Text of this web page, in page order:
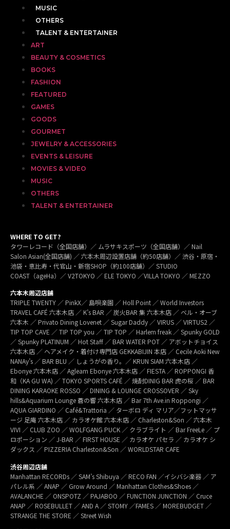
MUSIC
OTHERS
TALENT & ENTERTAINER
ART
BEAUTY & COSMETICS
BOOKS
FASHION
FEATURED
GAMES
GOODS
GOURMET
JEWELRY & ACCESSORIES
EVENTS & LEISURE
MOVIES & VIDEO
MUSIC
OTHERS
TALENT & ENTERTAINER
WHERE TO GET?
タワーレコード（全国店舗）／ ムラサキスポーツ（全国店舗）／ Nail
Salon Asian(全国店舗) ／ 六本木周辺設置店舗（約50店舗）／ 渋谷・原宿・
池袋・恵比寿・代官山・新宿SHOP（約100店舗）／ STUDIO
COAST（ageHa）／ V2TOKYO ／ ELE TOKYO ／VILLA TOKYO ／ MEZZO
六本木周辺店舗
TRIPLE TWENTY ／ PinkX／ 島唄楽園 ／ Holl Point ／ World Investors
TRAVEL CAFÉ 六本木店 ／ K’s BAR ／ 炭火BAR 集 六本木店 ／ ベル・オーブ
六本木 ／ Privato Dining Lovenet ／ Sugar Daddy ／ VIRUS ／ VIRTUS2 ／
TIP TOP CAVE ／ TIP TOP you ／ TIP TOP ／ Harlem freak ／ Spunky GOLD
／ Spunky PLATINUM ／ Hot Staff ／ BAR WATER POT ／ アボットチョイス
六本木店 ／ ヘアメイク・着付け専門店 GEKKABIJIN 本店 ／ Cecile Aoki New
NANAy’s ／ BAR BLU ／ しょうがの香り。／ KRUN SIAM 六本木店 ／
Ebonye 六本木店 ／ Agleam Ebonye 六本木店 ／ FIESTA ／ ROPPONGI 香
和（KA GU WA) ／ TOKYO SPORTS CAFÉ ／ 焼酎DINIG BAR 虎の桜 ／ BAR
DINING KARAOKE ROSSO ／ DINING & LOUNGE CROSSOVER ／ Sky
hills&Aquarium Lounge 蒼の響 六本木店 ／ Bar 7th Ave.in Roppongi ／
AQUA GIARDINO ／ Café&Trattoria ／ ターボロ ディ マリア／フットマッサ
ージ 足庵 六本木店 ／ カラオケ館 六本木店 ／ Charleston&Son ／ 六本木
VIVI ／ CLUB ZOO ／ WOLFGANG PUCK ／ クラブライト ／ Bar FreeLe ／ プ
ロポーション ／ J-BAR ／ FIRST HOUSE ／ カラオケ パセラ ／ カラオケ シ
ダックス ／ PIZZERIA Charleston&Son ／ WORLDSTAR CAFE
渋谷周辺店舗
Manhattan RECORDs ／ SAM’s Shibuya ／ RECO FAN ／イシバシ楽器 ／ ア
パレル系 ／ ANAP ／ Grow Around ／ Manhattan Clothes&Shoes ／
AVALANCHE ／ ONSPOTZ ／ PAJABOO ／ FUNCTION JUNCTION ／ Cruce
ANAP ／ ROSEBULLET ／ AND A ／ STOMY ／FAMES ／ MOREBUDGET ／
STRANGE THE STORE ／ Street Wish